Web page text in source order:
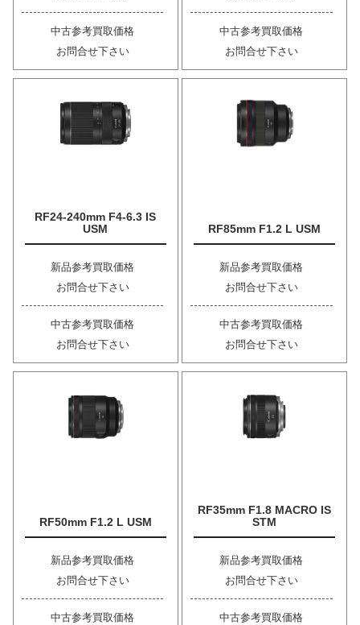
中古参考買取価格
お問合せ下さい
中古参考買取価格
お問合せ下さい
RF24-240mm F4-6.3 IS
USM
新品参考買取価格
お問合せ下さい
中古参考買取価格
お問合せ下さい
RF85mm F1.2 L USM
新品参考買取価格
お問合せ下さい
中古参考買取価格
お問合せ下さい
RF50mm F1.2 L USM
新品参考買取価格
お問合せ下さい
中古参考買取価格
RF35mm F1.8 MACRO IS
STM
新品参考買取価格
お問合せ下さい
中古参考買取価格